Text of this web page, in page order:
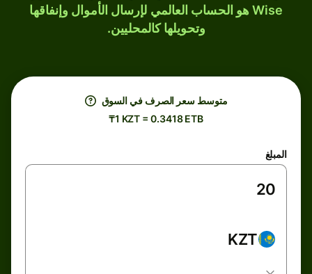
Wise هو الحساب العالمي لإرسال الأموال وإنفاقها
وتحويلها كالمحليين.
متوسط ​​سعر الصرف في السوق
₸1 KZT = 0.3418 ETB
المبلغ
KZT